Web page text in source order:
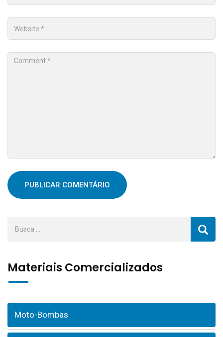
Materiais Comercializados
Moto-Bombas